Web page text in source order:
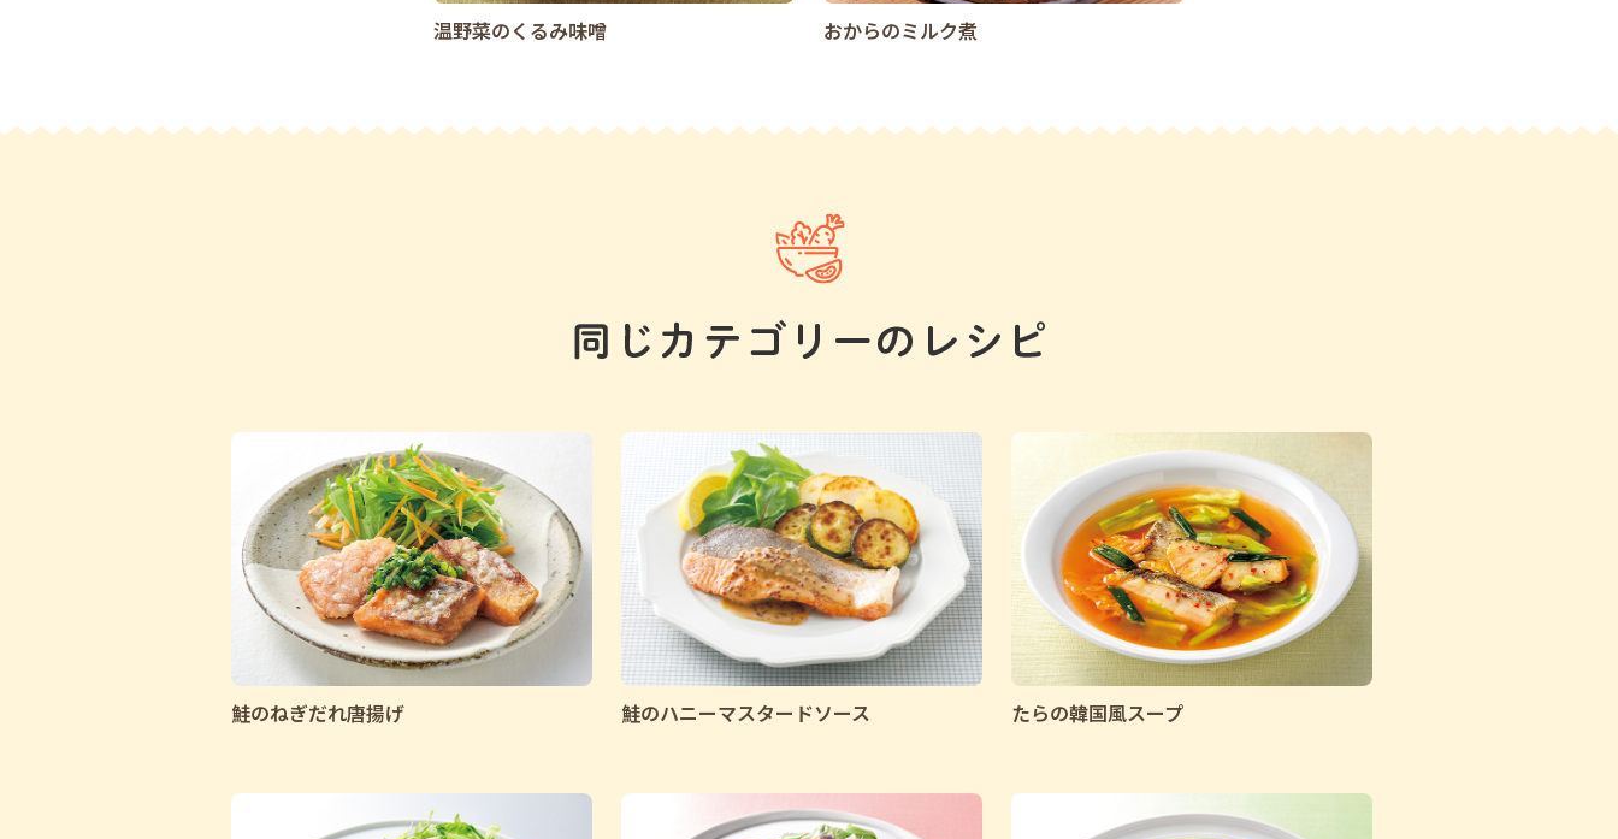
温野菜のくるみ味噌 おからのミルク煮
鮭のねぎだれ唐揚げ 鮭のハニーマスタードソース たらの韓国風スープ